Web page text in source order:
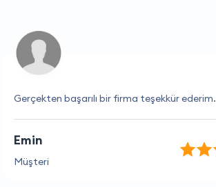
Gerçekten başarılı bir firma teşekkür ederim.
Emin
Müşteri